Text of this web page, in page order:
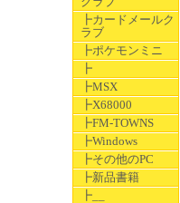
┣カードメールク
ラブ
┣ポケモンミニ
┣
┣MSX
┣X68000
┣FM-TOWNS
┣Windows
┣その他のPC
┣新品書籍
┣__